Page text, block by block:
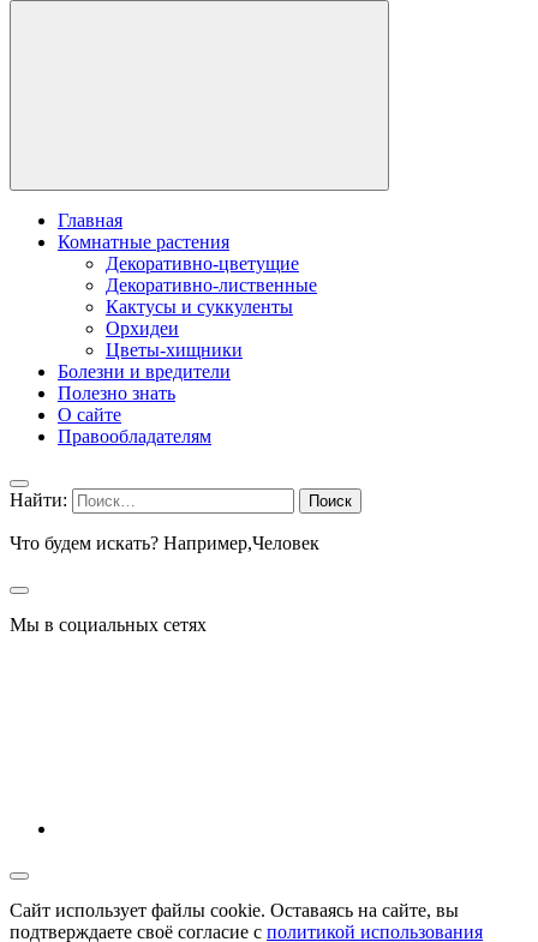
Главная
Комнатные растения
Декоративно-цветущие
Декоративно-лиственные
Кактусы и суккуленты
Орхидеи
Цветы-хищники
Болезни и вредители
Полезно знать
О сайте
Правообладателям
Найти:
Что будем искать? Например,Человек
Мы в социальных сетях
Сайт использует файлы cookie. Оставаясь на сайте, вы
подтверждаете своё согласие с политикой использования